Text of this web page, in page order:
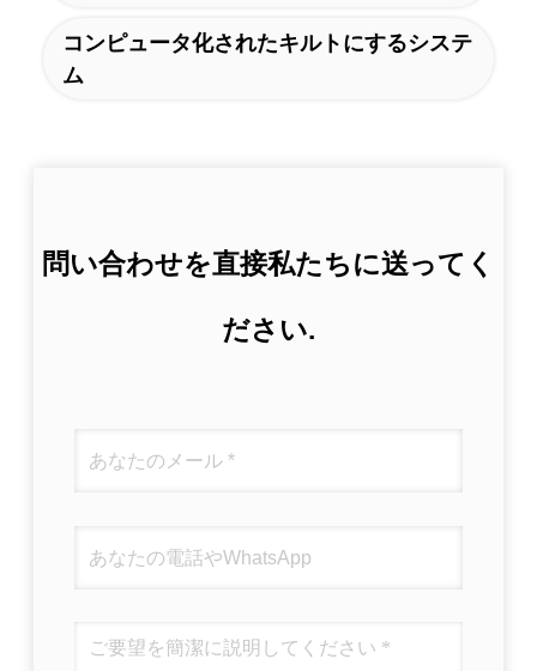
コンピュータ化されたキルトにするシステ
ム
問い合わせを直接私たちに送ってく
ださい.